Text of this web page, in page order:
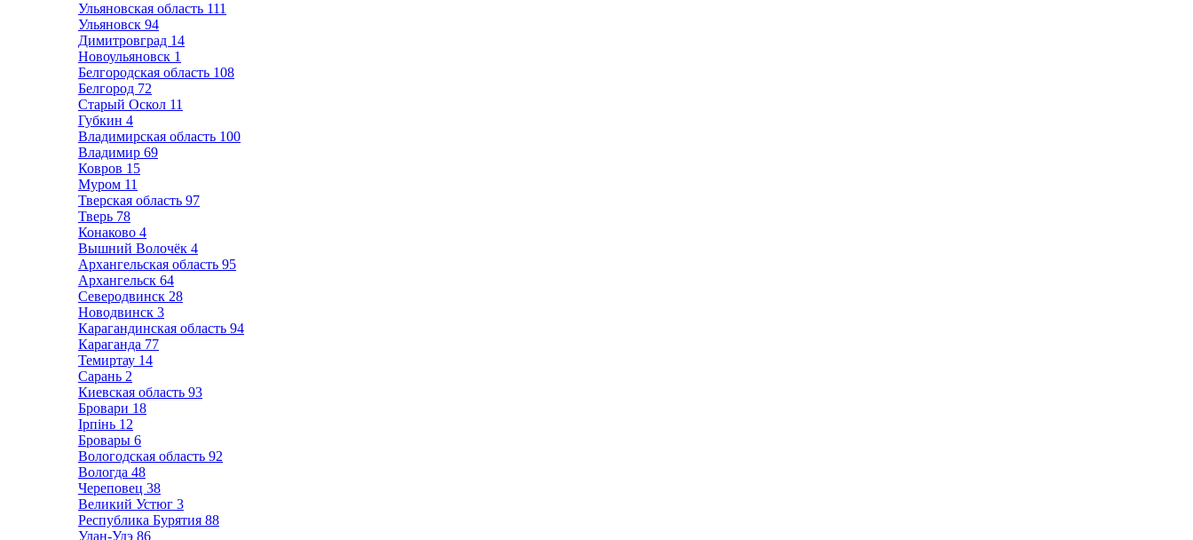
Ульяновская область 111
Ульяновск 94
Димитровград 14
Новоульяновск 1
Белгородская область 108
Белгород 72
Старый Оскол 11
Губкин 4
Владимирская область 100
Владимир 69
Ковров 15
Муром 11
Тверская область 97
Тверь 78
Конаково 4
Вышний Волочёк 4
Архангельская область 95
Архангельск 64
Северодвинск 28
Новодвинск 3
Карагандинская область 94
Караганда 77
Темиртау 14
Сарань 2
Киевская область 93
Бровари 18
Ірпінь 12
Бровары 6
Вологодская область 92
Вологда 48
Череповец 38
Великий Устюг 3
Республика Бурятия 88
Улан-Удэ 86